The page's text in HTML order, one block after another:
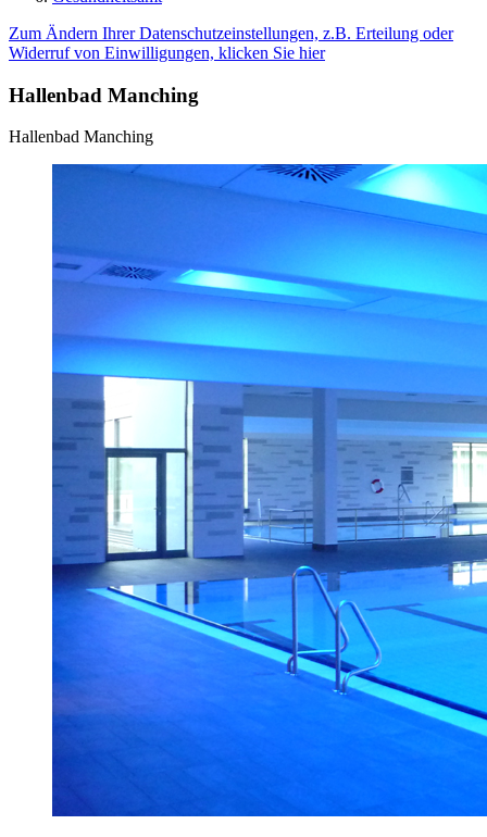
Zum Ändern Ihrer Datenschutzeinstellungen, z.B. Erteilung oder
Widerruf von Einwilligungen, klicken Sie hier
Hallenbad Manching
Hallenbad Manching